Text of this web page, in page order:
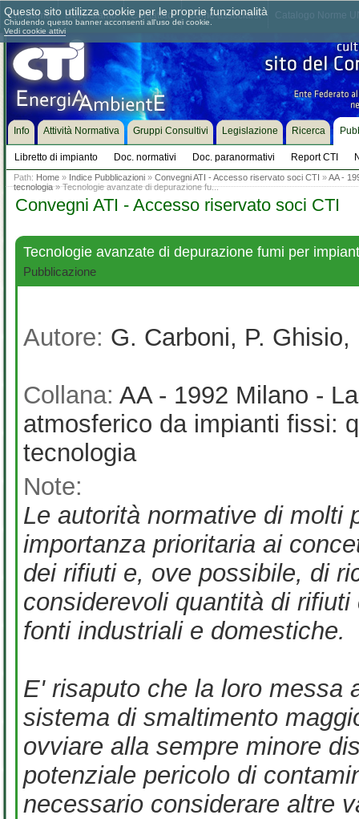
Chi siamo Dove siamo Contattaci Come associarsi
Info Attività Normativa Gruppi Consultivi Legislazione Ricerca
Libretto di impianto Doc. normativi Doc. paranormativi Report CTI
Path: Home » Indice Pubblicazioni » Convegni ATI - Accesso riservato soci CTI »AA -
tecnologia» Tecnologie avanzate di depurazione fu...
Convegni ATI - Accesso riservato soci CTI
Tecnologie avanzate di depurazione fumi per
Pubblicazione
Autore: G. Carboni, P. Ghisio,
Collana: AA - 1992 Milano -
atmosferico da impianti fissi:
tecnologia
Note:
Le autorità normative di molti
importanza prioritaria ai
dei rifiuti e, ove possibile, di
considerevoli quantità di
fonti industriali e domestiche.
E' risaputo che la loro messa
sistema di smaltimento
ovviare alla sempre minore
potenziale pericolo di
necessario considerare altre
Questo sito utilizza cookie per le proprie funzionalità
Chiudendo questo banner acconsenti all'uso dei cookie.
Vedi cookie attivi